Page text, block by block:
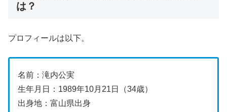
は？
プロフィールは以下。
名前：滝内公実
生年月日：1989年10月21日（34歳）
出身地：富山県出身